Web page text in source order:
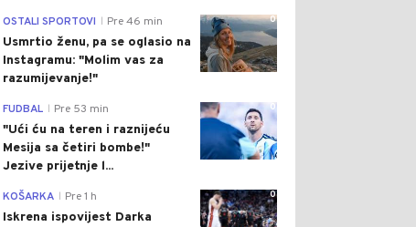
0
OSTALI SPORTOVI Pre 46 min
Usmrtio ženu, pa se oglasio na
Instagramu: "Molim vas za
razumijevanje!"
0
FUDBAL Pre 53 min
"Ući ću na teren i raznijeću
Mesija sa četiri bombe!"
Jezive prijetnje l...
0
KOŠARKA Pre 1 h
Iskrena ispovijest Darka